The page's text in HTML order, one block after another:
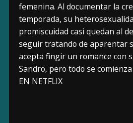
femenina. Al documentar la
temporada, su
promiscuidad casi quedan al
seguir tratando de aparentar
acepta fingir un romance con
Sandro, pero todo se
EN NETFLIX